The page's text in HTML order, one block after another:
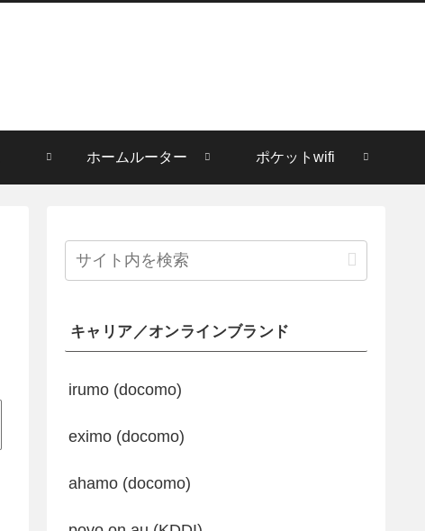
ホームルーター ポケットwifi
キャリア／オンラインブランド
irumo (docomo)
eximo (docomo)
ahamo (docomo)